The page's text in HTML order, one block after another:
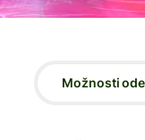
Možnosti